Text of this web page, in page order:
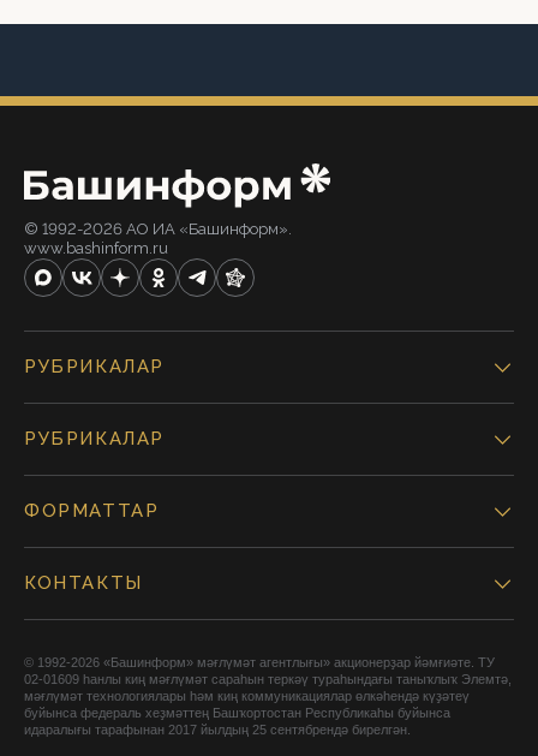
© 1992-2026 АО ИА «Башинформ».
www.bashinform.ru
РУБРИКАЛАР
РУБРИКАЛАР
ФОРМАТТАР
КОНТАКТЫ
© 1992-2026 «Башинформ» мәғлүмәт агентлығы» акционерҙар йәмғиәте. ТУ
02-01609 һанлы киң мәғлүмәт сараһын теркәү тураһындағы таныҡлыҡ Элемтә,
мәғлүмәт технологиялары һәм киң коммуникациялар өлкәһендә күҙәтеү
буйынса федераль хеҙмәттең Башҡортостан Республикаһы буйынса
идаралығы тарафынан 2017 йылдың 25 сентябрендә бирелгән.